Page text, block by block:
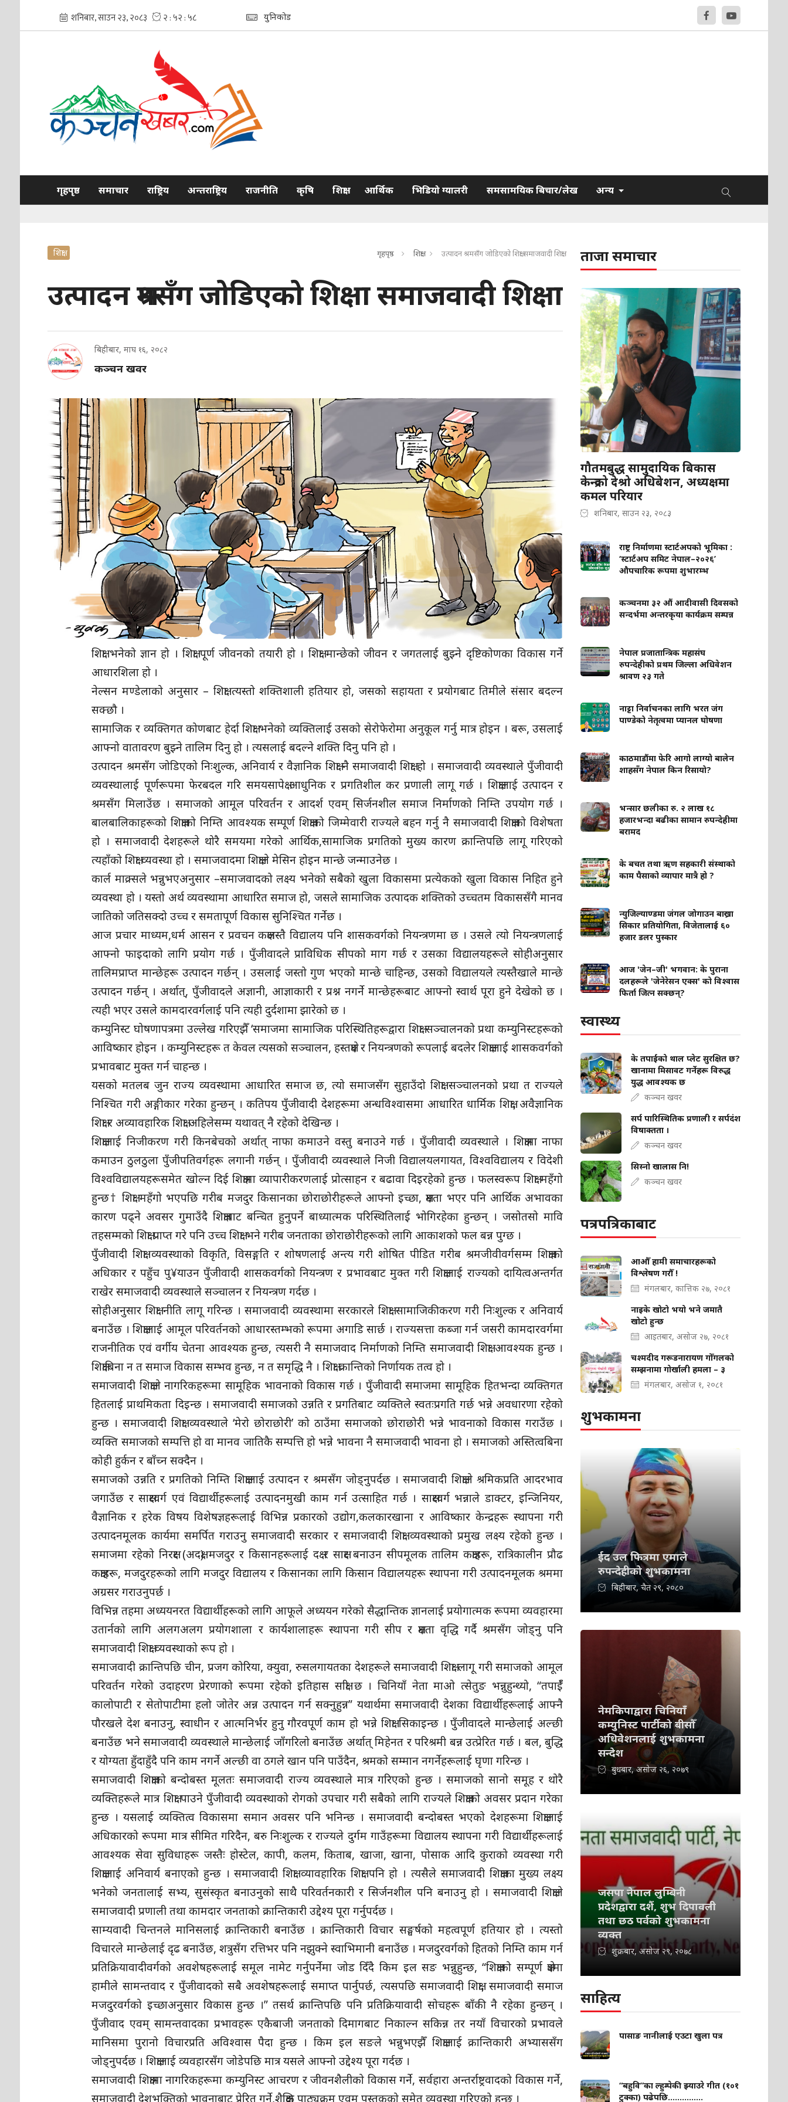
युनिकोड
गृहपृष्ठ समाचार राष्ट्रिय अन्तराष्ट्रिय राजनीति कृषि शिक्षा आर्थिक भिडियो ग्यालरी समसामयिक बिचार/लेख अन्य
शिक्षा गृहपृष्ठ शिक्षा उत्पादन श्रमसँग जोडिएको शिक्षा समाजवादी शिक्षा
उत्पादन श्रमसँग जोडिएको शिक्षा समाजवादी शिक्षा
बिहीबार, माघ १६, २०८२
कञ्चन खवर
शिक्षा भनेको ज्ञान हो । शिक्षा पूर्ण जीवनको तयारी हो । शिक्षा मान्छेको जीवन र जगतलाई बुझ्ने दृष्टिकोणका विकास गर्ने
आधारशिला हो ।
नेल्सन मण्डेलाको अनुसार – शिक्षा त्यस्तो शक्तिशाली हतियार हो, जसको सहायता र प्रयोगबाट तिमीले संसार बदल्न
सक्छौ ।
सामाजिक र व्यक्तिगत कोणबाट हेर्दा शिक्षा भनेको व्यक्तिलाई उसको सेरोफेरोमा अनुकूल गर्नु मात्र होइन । बरू, उसलाई
आफ्नो वातावरण बुझ्ने तालिम दिनु हो । त्यसलाई बदल्ने शक्ति दिनु पनि हो ।
उत्पादन श्रमसँग जोडिएको निःशुल्क, अनिवार्य र वैज्ञानिक शिक्षा नै समाजवादी शिक्षा हो । समाजवादी व्यवस्थाले पुँजीवादी
व्यवस्थालाई पूर्णरूपमा फेरबदल गरि समयसापेक्ष आधुनिक र प्रगतिशील कर प्रणाली लागू गर्छ । शिक्षालाई उत्पादन र
श्रमसँग मिलाउँछ । समाजको आमूल परिवर्तन र आदर्श एवम् सिर्जनशील समाज निर्माणको निम्ति उपयोग गर्छ ।
बालबालिकाहरूको शिक्षाको निम्ति आवश्यक सम्पूर्ण शिक्षाको जिम्मेवारी राज्यले बहन गर्नु नै समाजवादी शिक्षाको विशेषता
हो । समाजवादी देशहरूले थोरै समयमा गरेको आर्थिक,सामाजिक प्रगतिको मुख्य कारण क्रान्तिपछि लागू गरिएको
त्यहाँको शिक्षा व्यवस्था हो । समाजवादमा शिक्षाले मेसिन होइन मान्छे जन्माउनेछ ।
कार्ल माक्र्सले भन्नुभएअनुसार –समाजवादको लक्ष्य भनेको सबैको खुला विकासमा प्रत्येकको खुला विकास निहित हुने
व्यवस्था हो । यस्तो अर्थ व्यवस्थामा आधारित समाज हो, जसले सामाजिक उत्पादक शक्तिको उच्चतम विकाससँगै मानव
जातिको जतिसक्दो उच्च र समतापूर्ण विकास सुनिश्चित गर्नेछ ।
आज प्रचार माध्यम,धर्म आसन र प्रवचन कक्षजस्तै विद्यालय पनि शासकवर्गको नियन्त्रणमा छ । उसले त्यो नियन्त्रणलाई
आफ्नो फाइदाको लागि प्रयोग गर्छ । पुँजीवादले प्राविधिक सीपको माग गर्छ र उसका विद्यालयहरूले सोहीअनुसार
तालिमप्राप्त मान्छेहरू उत्पादन गर्छन् । उसलाई जस्तो गुण भएको मान्छे चाहिन्छ, उसको विद्यालयले त्यस्तैखाले मान्छे
उत्पादन गर्छन् । अर्थात्, पुँजीवादले अज्ञानी, आज्ञाकारी र प्रश्न नगर्ने मान्छेहरूबाट आफ्नो स्वार्थ पूरा हुने देखेको छ ।
त्यही भएर उसले कामदारवर्गलाई पनि त्यही दुर्दशामा झारेको छ ।
कम्युनिस्ट घोषणापत्रमा उल्लेख गरिएझैँ ‘समाजमा सामाजिक परिस्थितिहरूद्वारा शिक्षा सञ्चालनको प्रथा कम्युनिस्टहरूको
आविष्कार होइन । कम्युनिस्टहरू त केवल त्यसको सञ्चालन, हस्तक्षेप र नियन्त्रणको रूपलाई बदलेर शिक्षालाई शासकवर्गको
प्रभावबाट मुक्त गर्न चाहन्छ ।
यसको मतलब जुन राज्य व्यवस्थामा आधारित समाज छ, त्यो समाजसँग सुहाउँदो शिक्षा सञ्चालनको प्रथा त राज्यले
निश्चित गरी अङ्गीकार गरेका हुन्छन् । कतिपय पुँजीवादी देशहरूमा अन्धविश्वासमा आधारित धार्मिक शिक्षा, अवैज्ञानिक
शिक्षा र अव्यावहारिक शिक्षा अहिलेसम्म यथावत् नै रहेको देखिन्छ ।
शिक्षालाई निजीकरण गरी किनबेचको अर्थात् नाफा कमाउने वस्तु बनाउने गर्छ । पुँजीवादी व्यवस्थाले । शिक्षामा नाफा
कमाउन ठुलठुला पुँजीपतिवर्गहरू लगानी गर्छन् । पुँजीवादी व्यवस्थाले निजी विद्यालयलगायत, विश्वविद्यालय र विदेशी
विश्वविद्यालयहरूसमेत खोल्न दिई शिक्षामा व्यापारीकरणलाई प्रोत्साहन र बढावा दिइरहेको हुन्छ । फलस्वरूप शिक्षा महँगो
हुन्छ† शिक्षा महँगो भएपछि गरीब मजदुर किसानका छोराछोरीहरूले आफ्नो इच्छा, क्षमता भएर पनि आर्थिक अभावका
कारण पढ्ने अवसर गुमाउँदै शिक्षाबाट बन्चित हुनुपर्ने बाध्यात्मक परिस्थितिलाई भोगिरहेका हुन्छन् । जसोतसो मावि
तहसम्मको शिक्षा प्राप्त गरे पनि उच्च शिक्षा भने गरीब जनताका छोराछोरीहरूको लागि आकाशको फल बन्न पुग्छ ।
पुँजीवादी शिक्षा व्यवस्थाको विकृति, विसङ्गति र शोषणलाई अन्त्य गरी शोषित पीडित गरीब श्रमजीवीवर्गसम्म शिक्षाको
अधिकार र पहुँच पु¥याउन पुँजीवादी शासकवर्गको नियन्त्रण र प्रभावबाट मुक्त गरी शिक्षालाई राज्यको दायित्वअन्तर्गत
राखेर समाजवादी व्यवस्थाले सञ्चालन र नियन्त्रण गर्दछ ।
सोहीअनुसार शिक्षा नीति लागू गरिन्छ । समाजवादी व्यवस्थामा सरकारले शिक्षा सामाजिकीकरण गरी निःशुल्क र अनिवार्य
बनाउँछ । शिक्षालाई आमूल परिवर्तनको आधारस्तम्भको रूपमा अगाडि सार्छ । राज्यसत्ता कब्जा गर्न जसरी कामदारवर्गमा
राजनीतिक एवं वर्गीय चेतना आवश्यक हुन्छ, त्यसरी नै समाजवाद निर्माणको निम्ति समाजवादी शिक्षा आवश्यक हुन्छ ।
शिक्षाबिना न त समाज विकास सम्भव हुन्छ, न त समृद्धि नै । शिक्षा क्रान्तिको निर्णायक तत्व हो ।
समाजवादी शिक्षाले नागरिकहरूमा सामूहिक भावनाको विकास गर्छ । पुँजीवादी समाजमा सामूहिक हितभन्दा व्यक्तिगत
हितलाई प्राथमिकता दिइन्छ । समाजवादी समाजको उन्नति र प्रगतिबाट व्यक्तिले स्वतःप्रगति गर्छ भन्ने अवधारणा रहेको
हुन्छ । समाजवादी शिक्षा व्यवस्थाले ‘मेरो छोराछोरी’ को ठाउँमा समाजको छोराछोरी भन्ने भावनाको विकास गराउँछ ।
व्यक्ति समाजको सम्पत्ति हो वा मानव जातिकै सम्पत्ति हो भन्ने भावना नै समाजवादी भावना हो । समाजको अस्तित्वबिना
कोही हुर्कन र बाँच्न सक्दैन ।
समाजको उन्नति र प्रगतिको निम्ति शिक्षालाई उत्पादन र श्रमसँग जोड्नुपर्दछ । समाजवादी शिक्षाले श्रमिकप्रति आदरभाव
जगाउँछ र साक्षरवर्ग एवं विद्यार्थीहरूलाई उत्पादनमुखी काम गर्न उत्साहित गर्छ । साक्षरवर्ग भन्नाले डाक्टर, इन्जिनियर,
वैज्ञानिक र हरेक विषय विशेषज्ञहरूलाई विभिन्न प्रकारको उद्योग,कलकारखाना र आविष्कार केन्द्रहरू स्थापना गरी
उत्पादनमूलक कार्यमा समर्पित गराउनु समाजवादी सरकार र समाजवादी शिक्षा व्यवस्थाको प्रमुख लक्ष्य रहेको हुन्छ ।
समाजमा रहेको निरक्षर (अदक्ष) मजदुर र किसानहरूलाई दक्ष र साक्षर बनाउन सीपमूलक तालिम कक्षाहरू, रात्रिकालीन प्रौढ
कक्षाहरू, मजदुरहरूको लागि मजदुर विद्यालय र किसानका लागि किसान विद्यालयहरू स्थापना गरी उत्पादनमूलक श्रममा
अग्रसर गराउनुपर्छ ।
विभिन्न तहमा अध्ययनरत विद्यार्थीहरूको लागि आफूले अध्ययन गरेको सैद्धान्तिक ज्ञानलाई प्रयोगात्मक रूपमा व्यवहारमा
उतार्नको लागि अलगअलग प्रयोगशाला र कार्यशालाहरू स्थापना गरी सीप र क्षमता वृद्धि गर्दै श्रमसँग जोड्नु पनि
समाजवादी शिक्षा व्यवस्थाको रूप हो ।
समाजवादी क्रान्तिपछि चीन, प्रजग कोरिया, क्युवा, रुसलगायतका देशहरूले समाजवादी शिक्षा लागू गरी समाजको आमूल
परिवर्तन गरेको उदाहरण प्रेरणाको रूपमा रहेको इतिहास साक्षी छ । चिनियाँ नेता माओ त्सेतुङ भन्नुहुन्थ्यो, “तपाईँ
कालोपाटी र सेतोपाटीमा हलो जोतेर अन्न उत्पादन गर्न सक्नुहुन्न” यथार्थमा समाजवादी देशका विद्यार्थीहरूलाई आफ्नै
पौरखले देश बनाउनु, स्वाधीन र आत्मनिर्भर हुनु गौरवपूर्ण काम हो भन्ने शिक्षा सिकाइन्छ । पुँजीवादले मान्छेलाई अल्छी
बनाउँछ भने समाजवादी व्यवस्थाले मान्छेलाई जाँगरिलो बनाउँछ अर्थात् मिहेनत र परिश्रमी बन्न उत्प्रेरित गर्छ । बल, बुद्धि
र योग्यता हुँदाहुँदै पनि काम नगर्ने अल्छी वा ठगले खान पनि पाउँदैन, श्रमको सम्मान नगर्नेहरूलाई घृणा गरिन्छ ।
समाजवादी शिक्षाको बन्दोबस्त मूलतः समाजवादी राज्य व्यवस्थाले मात्र गरिएको हुन्छ । समाजको सानो समूह र थोरै
व्यक्तिहरूले मात्र शिक्षा पाउने पुँजीवादी व्यवस्थाको रोगको उपचार गरी सबैको लागि राज्यले शिक्षाको अवसर प्रदान गरेका
हुन्छ । यसलाई व्यक्तित्व विकासमा समान अवसर पनि भनिन्छ । समाजवादी बन्दोबस्त भएको देशहरूमा शिक्षालाई
अधिकारको रूपमा मात्र सीमित गरिदैन, बरु निःशुल्क र राज्यले दुर्गम गाउँहरूमा विद्यालय स्थापना गरी विद्यार्थीहरूलाई
आवश्यक सेवा सुविधाहरू जस्तैः होस्टेल, कापी, कलम, किताब, खाजा, खाना, पोसाक आदि कुराको व्यवस्था गरी
शिक्षालाई अनिवार्य बनाएको हुन्छ । समाजवादी शिक्षा व्यावहारिक शिक्षा पनि हो । त्यसैले समाजवादी शिक्षाका मुख्य लक्ष्य
भनेको जनतालाई सभ्य, सुसंस्कृत बनाउनुको साथै परिवर्तनकारी र सिर्जनशील पनि बनाउनु हो । समाजवादी शिक्षाले
समाजवादी प्रणाली तथा कामदार जनताको क्रान्तिकारी उद्देश्य पूरा गर्नुपर्दछ ।
साम्यवादी चिन्तनले मानिसलाई क्रान्तिकारी बनाउँछ । क्रान्तिकारी विचार सङ्घर्षको महत्वपूर्ण हतियार हो । त्यस्तो
विचारले मान्छेलाई दृढ बनाउँछ, शत्रुसँग रत्तिभर पनि नझुक्ने स्वाभिमानी बनाउँछ । मजदुरवर्गको हितको निम्ति काम गर्न
प्रतिक्रियावादीवर्गको अवशेषहरूलाई समूल नामेट गर्नुपर्नेमा जोड दिँदै किम इल सङ भन्नुहुन्छ, “शिक्षाको सम्पूर्ण क्षेत्रमा
हामीले सामन्तवाद र पुँजीवादको सबै अवशेषहरूलाई समाप्त पार्नुपर्छ, त्यसपछि समाजवादी शिक्षा, समाजवादी समाज
मजदुरवर्गको इच्छाअनुसार विकास हुन्छ ।” तसर्थ क्रान्तिपछि पनि प्रतिक्रियावादी सोचहरू बाँकी नै रहेका हुन्छन् ।
पुँजीवाद एवम् सामन्तवादका प्रभावहरू एकैबाजी जनताको दिमागबाट निकाल्न सकिन्न तर नयाँ विचारको प्रभावले
मानिसमा पुरानो विचारप्रति अविश्वास पैदा हुन्छ । किम इल सङले भन्नुभएझैँ शिक्षालाई क्रान्तिकारी अभ्याससँग
जोड्नुपर्दछ । शिक्षालाई व्यवहारसँग जोडेपछि मात्र यसले आफ्नो उद्देश्य पूरा गर्दछ ।
समाजवादी शिक्षामा नागरिकहरूमा कम्युनिस्ट आचरण र जीवनशैलीको विकास गर्ने, सर्वहारा अन्तर्राष्ट्रवादको विकास गर्ने,
समाजवादी देशभक्तिको भावनाबाट प्रेरित गर्ने,शैक्षिक पाठ्यक्रम एवम् पुस्तकको समेत व्यवस्था गरिएको हुन्छ ।
ताजा समाचार
गौतमबुद्ध सामुदायिक बिकास
केन्द्रको देश्रो अधिबेशन, अध्यक्षमा
कमल परियार
शनिबार, साउन २३, २०८३
राष्ट्र निर्माणमा स्टार्टअपको भूमिका :
‘स्टार्टअप समिट नेपाल–२०२६’
औपचारिक रूपमा शुभारम्भ
कञ्चनमा ३२ औं आदीवासी दिवसको
सन्दर्भमा अन्तरकृया कार्यक्रम सम्पन्न
नेपाल प्रजातान्त्रिक महासंघ
रुपन्देहीको प्रथम जिल्ला अधिवेशन
श्रावण २३ गते
नाट्टा निर्वाचनका लागि भरत जंग
पाण्डेको नेतृत्वमा प्यानल घोषणा
काठमाडौंमा फेरि आगो लाग्यो बालेन
शाहसँग नेपाल किन रिसायो?
भन्सार छलीका रु. २ लाख १८
हजारभन्दा बढीका सामान रुपन्देहीमा
बरामद
के बचत तथा ऋण सहकारी संस्थाको
काम पैसाको व्यापार मात्रै हो ?
न्युजिल्याण्डमा जंगल जोगाउन बाख्रा
सिकार प्रतियोगिता, विजेतालाई ६०
हजार डलर पुस्कार
आज 'जेन–जी' भगवान: के पुराना
दलहरूले 'जेनेरेसन एक्स' को विश्वास
फिर्ता जित्न सक्छन्?
स्वास्थ्य
के तपाईंको थाल प्लेट सुरक्षित छ?
खानामा मिसावट गर्नेहरू विरुद्ध
युद्ध आवश्यक छ
कञ्चन खवर
सर्प पारिस्थितिक प्रणाली र सर्पदंश
विषाक्तता ।
कञ्चन खवर
सिस्नो खालास नि!
कञ्चन खवर
पत्रपत्रिकाबाट
आऔँ हामी समाचारहरूको
विश्लेषण गरौँ !
मंगलबार, कात्तिक २७, २०८१
नाइके खोटो भयो भने जमातै
खोटो हुन्छ
आइतबार, असोज २७, २०८१
चश्मदीद गरूडनारायण गोँगलको
सम्झनामा गोर्खाली हमला – ३
मंगलबार, असोज १, २०८१
शुभकामना
ईद उल फित्रमा एमाले
रुपन्देहीको शुभकामना
बिहीबार, चैत २९, २०८०
नेमकिपाद्वारा चिनियाँ
कम्युनिस्ट पार्टीको बीसौँ
अधिवेशनलाई शुभकामना
सन्देश
बुधबार, असोज २६, २०७९
जसपा नेपाल लुम्बिनी
प्रदेशद्वारा दशैं, शुभ दिपावली
तथा छठ पर्वको शुभकामना
व्यक्त
शुक्रबार, असोज २९, २०७८
साहित्य
पासाङ नानीलाई एउटा खुला पत्र
“बहुवि”का ल्हुम्पेकी झ्याउरे गीत (१०१
टुक्का) पढेपछि...............